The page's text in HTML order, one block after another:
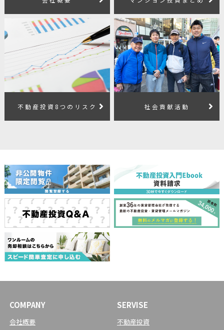
不動産投資8つのリスク 社会貢献活動
COMPANY
会社概要
SERVISE
不動産投資